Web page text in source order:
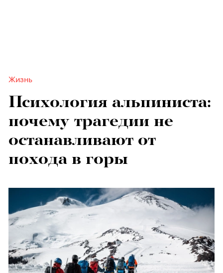
Жизнь
Психология альпиниста:
почему трагедии не
останавливают от
похода в горы